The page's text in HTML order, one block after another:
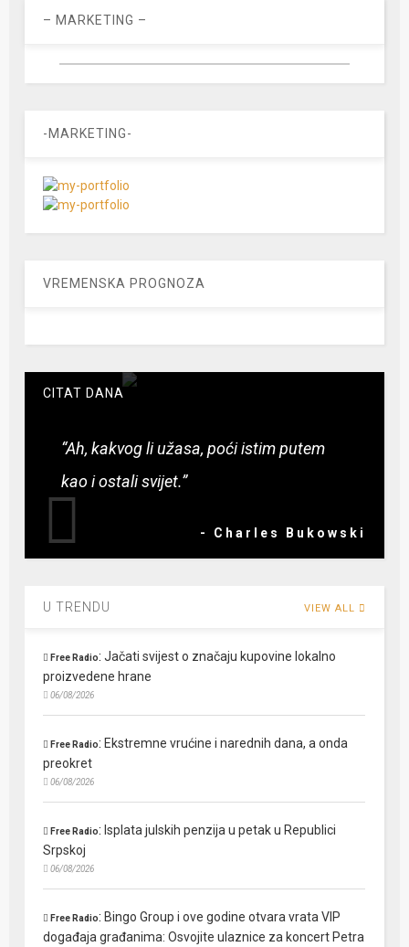
– MARKETING –
-MARKETING-
VREMENSKA PROGNOZA
CITAT DANA
“Ah, kakvog li užasa, poći istim putem
kao i ostali svijet.”
- Charles Bukowski
U TRENDU VIEW ALL
Free Radio:Jačati svijest o značaju kupovine lokalno
proizvedene hrane
06/08/2026
Free Radio: Ekstremne vrućine i narednih dana, a onda
preokret
06/08/2026
Free Radio: Isplata julskih penzija u petak u Republici
Srpskoj
06/08/2026
Free Radio: Bingo Group i ove godine otvara vrata VIP
događaja građanima: Osvojite ulaznice za koncert Petra